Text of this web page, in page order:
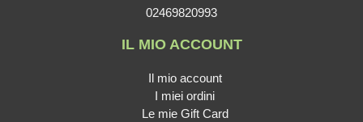
02469820993
IL MIO ACCOUNT
Il mio account
I miei ordini
Le mie Gift Card